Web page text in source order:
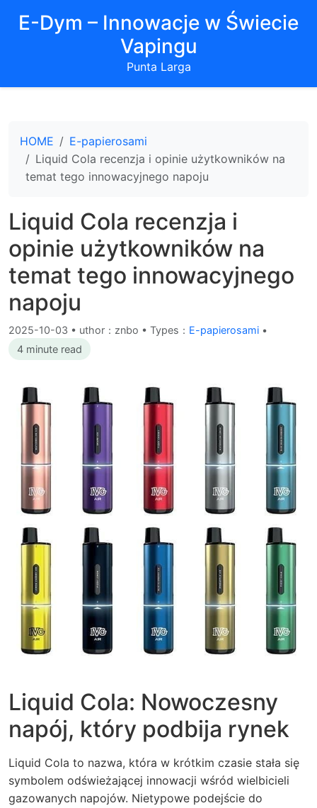
E-Dym – Innowacje w Świecie
Vapingu
Punta Larga
HOME
E-papierosami
Liquid Cola recenzja i opinie użytkowników na
temat tego innowacyjnego napoju
Liquid Cola recenzja i
opinie użytkowników na
temat tego innowacyjnego
napoju
2025-10-03 • uthor：znbo • Types： E-papierosami •
4 minute read
Liquid Cola: Nowoczesny
napój, który podbija rynek
Liquid Cola to nazwa, która w krótkim czasie stała się
symbolem odświeżającej innowacji wśród wielbicieli
gazowanych napojów. Nietypowe podejście do